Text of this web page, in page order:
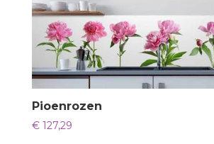
Pioenrozen
€127,29